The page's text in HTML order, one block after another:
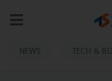
NEWS TECH &